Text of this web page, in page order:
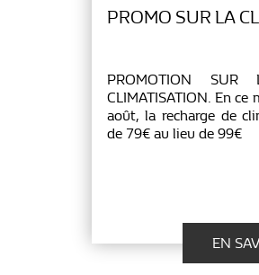
PROMO SUR LA
PROMOTION SUR
CLIMATISATION. En
août, la recharge de
de 79€ au lieu de 99€
EN